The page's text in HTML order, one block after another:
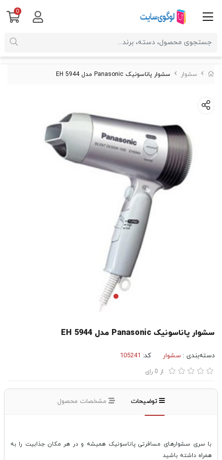
سشوار سشوار پاناسونیک Panasonic مدل EH 5944
سشوار پاناسونیک Panasonic مدل EH 5944
دسته‌بندی : سشوار کد: 105241
از 0 رای
توضیحات مشخصات محصول
با سری سشوارهای مسافرتی پاناسونیک همیشه و در هر مکان جذابیت را به
همراه داشته باشید
0